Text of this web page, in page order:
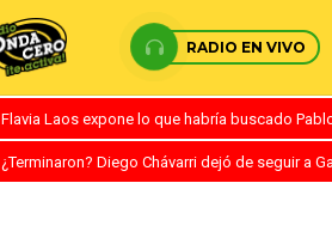
RADIO EN VIVO
Flavia Laos expone lo que habría buscado
¿Terminaron? Diego Chávarri dejó de seguir a